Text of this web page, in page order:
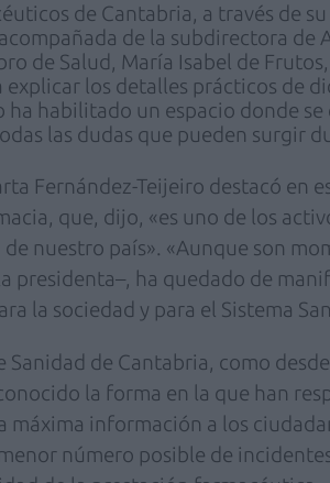
de Cantabria, a través de
de la subdirectora de
de Salud, María Isabel de
los detalles prácticos de
ha habilitado un espacio donde se
las dudas que pueden surgir
Fernández-Teijeiro destacó en
que, dijo, «es uno de los
nuestro país». «Aunque son
presidenta–, ha quedado de
la sociedad y para el Sistema
Sanidad de Cantabria, como
la forma en la que han
información a los
número posible de